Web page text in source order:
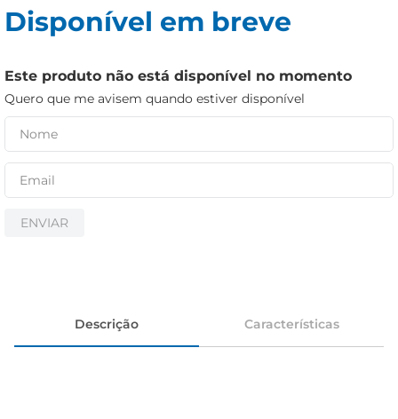
Disponível em breve
Este produto não está disponível no momento
Quero que me avisem quando estiver disponível
ENVIAR
Descrição Características
biscoito
iogurte
papel higiênico